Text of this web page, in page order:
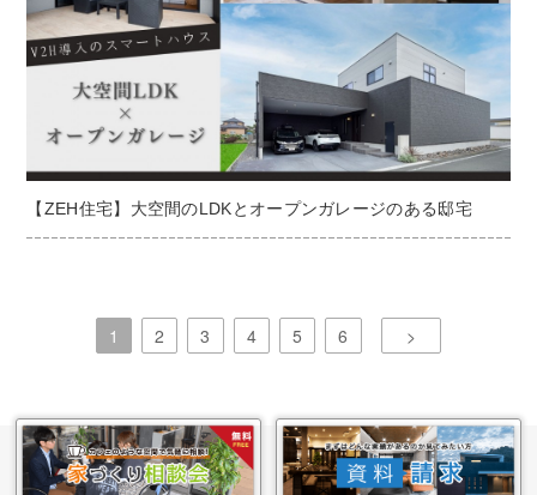
【ZEH住宅】大空間のLDKとオープンガレージのある邸宅
1 2 3 4 5 6 >